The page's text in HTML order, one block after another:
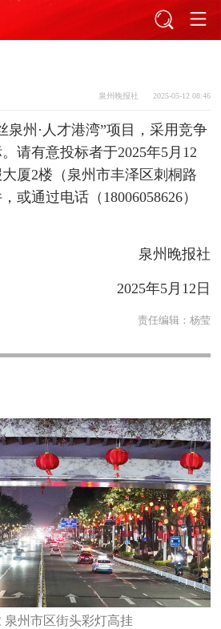
泉州晚报社 2025-05-12 08:46
泉州·人才港湾”项目，采用竞争
请有意投标者于2025年5月12
厦2楼（泉州市丰泽区刺桐路
或通过电话（18006058626）
泉州晚报社
2025年5月12日
责任编辑： 杨莹
泉州市区街头彩灯高挂